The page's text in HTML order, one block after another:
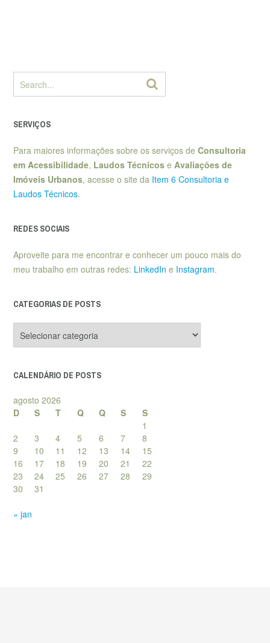
SERVIÇOS
Para maiores informações sobre os serviços de Consultoria
em Acessibilidade, Laudos Técnicos e Avaliações de
Imóveis Urbanos, acesse o site da Item 6 Consultoria e
Laudos Técnicos.
REDES SOCIAIS
Aproveite para me encontrar e conhecer um pouco mais do
meu trabalho em outras redes: LinkedIn e Instagram.
CATEGORIAS DE POSTS
de
CALENDÁRIO DE POSTS
agosto 2026
D
S T Q Q S
S
1
2
3 4 5 6 7
8
9
10 11 12 13 14
15
16
17 18 19 20 21
22
23
24 25 26 27 28
29
30
31
« jan